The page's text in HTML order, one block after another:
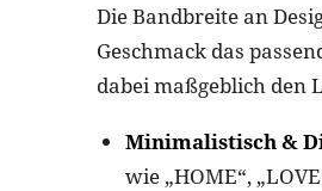
Die Bandbreite an
Geschmack das
dabei maßgeblich den
Minimalistisch &
wie „HOME“,